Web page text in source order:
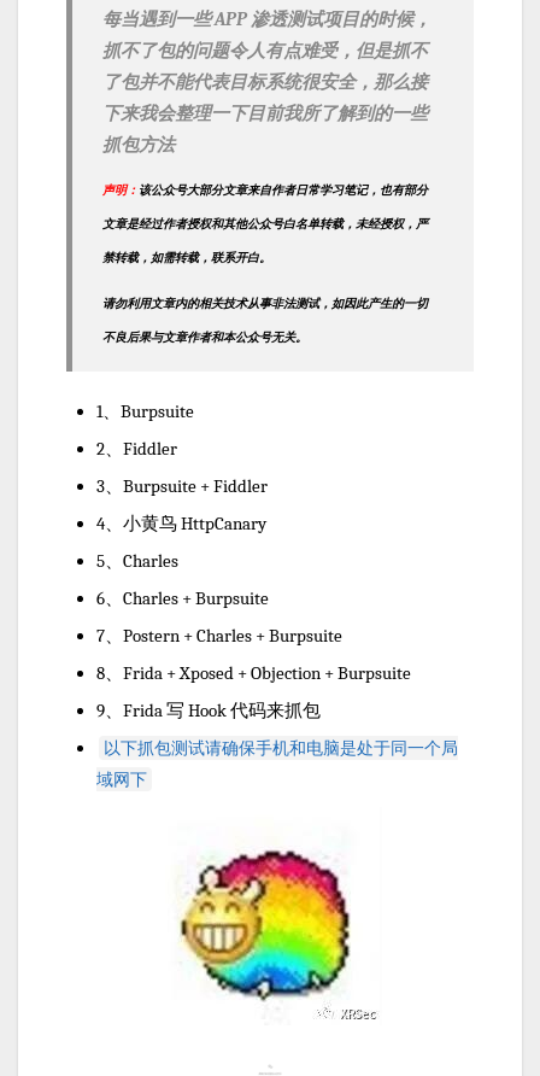
每当遇到一些 APP 渗透测试项目的时候，
抓不了包的问题令人有点难受，但是抓不
了包并不能代表目标系统很安全，那么接
下来我会整理一下目前我所了解到的一些
抓包方法
声明： 该公众号大部分文章来自作者日常学习笔记，也有部分
文章是经过作者授权和其他公众号白名单转载，未经授权，严
禁转载，如需转载，联系开白。
请勿利用文章内的相关技术从事非法测试，如因此产生的一切
不良后果与文章作者和本公众号无关。
1、Burpsuite
2、Fiddler
3、Burpsuite + Fiddler
4、小黄鸟 HttpCanary
5、Charles
6、Charles + Burpsuite
7、Postern + Charles + Burpsuite
8、Frida + Xposed + Objection + Burpsuite
9、Frida 写 Hook 代码来抓包
以下抓包测试请确保手机和电脑是处于同一个局
域网下